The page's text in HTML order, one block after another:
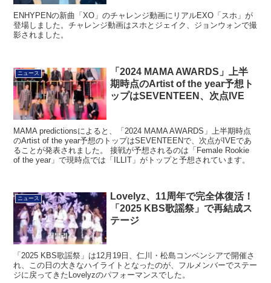
ENHYPENの新曲「XO」のチャレンジ動画にリアルEXO「スホ」が
登場しました。チャレンジ動画はスホとジェイク、ジョンウォンで撮
影されました。
ニュース
「2024 MAMA AWARDS」上半
期時点のArtist of the year予想ト
ップはSEVENTEEN、次点IVE
MAMA predictionsによると、「2024 MAMA AWARDS」上半期時点
のArtist of the year予想のトップはSEVENTEENで、次点がIVEであ
ることが発表されました。 接戦が予想されるのは「Female Rookie
of the year」で現時点では「ILLIT」がトップと予想されています。
ニュース
Lovelyz、11周年で完全体復活！
「2025 KBS歌謡祭」で再結成ス
テージ
「2025 KBS歌謡祭」は12月19日、仁川・松島コンベンシアで開催さ
れ、この日の大きなハイライトとなったのが、フルメンバーでステー
ジに戻ってきたLovelyzのパフォーマンスでした。